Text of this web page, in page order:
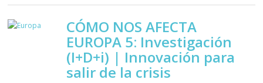
CÓMO NOS AFECTA
EUROPA 5: Investigación
(I+D+i) | Innovación para
salir de la crisis